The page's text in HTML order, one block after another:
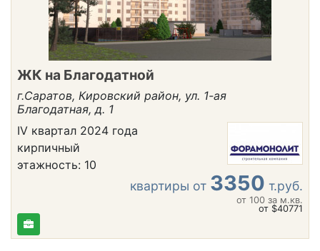
ЖК на Благодатной
г.Саратов, Кировский район, ул. 1-ая
Благодатная, д. 1
IV квартал 2024 года
кирпичный
этажность: 10
квартиры от 3350 т.руб.
от 100 за м.кв.
от $40771